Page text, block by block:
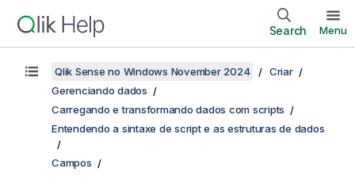
Search Menu
Qlik Sense no Windows November 2024
Criar
Gerenciando dados
Carregando e transformando dados com scripts
Entendendo a sintaxe de script e as estruturas de dados
Campos